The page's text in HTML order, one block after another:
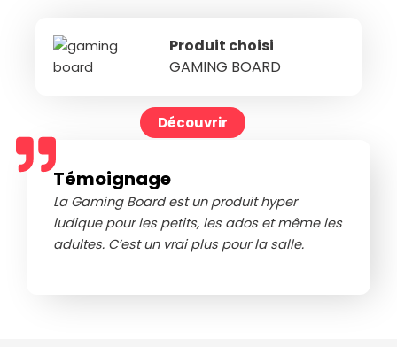
Produit choisi
GAMING BOARD
Découvrir
Témoignage
La Gaming Board est un produit hyper
ludique pour les petits, les ados et même les
adultes. C’est un vrai plus pour la salle.